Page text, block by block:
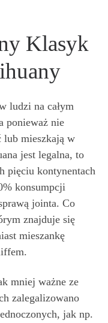
Klasyk
ludzi na całym
ponieważ nie
lub mieszkają w
jest legalna, to
pięciu kontynentach
konsumpcji
jointa. Co
znajduje się
mieszankę
mniej ważne ze
zalegalizowano
jak np.